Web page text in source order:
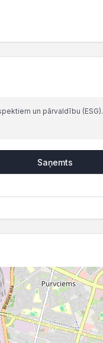
un pārvaldību (ESG).
Saņemts